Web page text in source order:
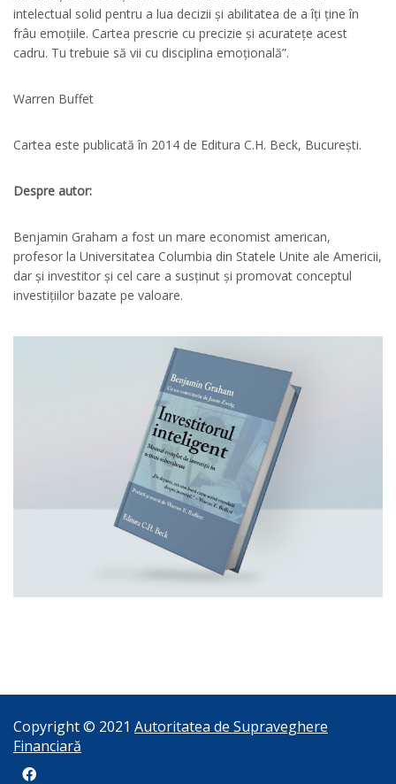
intelectual solid pentru a lua decizii și abilitatea de a îți ține în
frâu emoțiile. Cartea prescrie cu precizie și acuratețe acest
cadru. Tu trebuie să vii cu disciplina emoțională”.
Warren Buffet
Cartea este publicată în 2014 de Editura C.H. Beck, București.
Despre autor:
Benjamin Graham a fost un mare economist american,
profesor la Universitatea Columbia din Statele Unite ale Americii,
dar și investitor și cel care a susținut și promovat conceptul
investițiilor bazate pe valoare.
Copyright © 2021 Autoritatea de Supraveghere
Financiară